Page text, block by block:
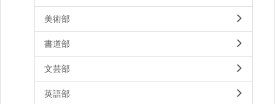
美術部
書道部
文芸部
英語部